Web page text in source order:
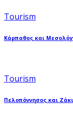
Tourism
Κάρπαθος και
Tourism
Πελοπόννησος και